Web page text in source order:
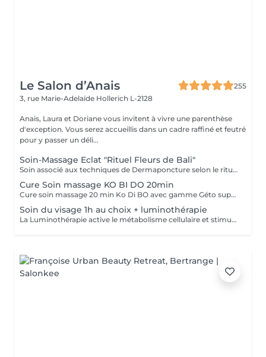
Le Salon d’Anais
255
3, rue Marie-Adelaïde Hollerich L-2128
Anais, Laura et Doriane vous invitent à vivre une parenthèse
d'exception. Vous serez accueillis dans un cadre raffiné et feutré
pour y passer un déli...
Soin-Massage Eclat "Rituel Fleurs de Bali"
Soin associé aux techniques de Dermaponcture selon le rituel du Bali, alliant pureté, éclat, bien-être et beauté. Durant ce soin, nous utiliserons tous les produits spécifiques aux besoin de votre peau.
Cure Soin massage KO BI DO 20min
Cure soin massage 20 min Ko Di BO avec gamme Géto suprême
Soin du visage 1h au choix + luminothérapie
La Luminothérapie active le métabolisme cellulaire et stimule la production de collagène et d'élastine. Au l des séances, la peau retrouve élasticité et éclat, les cicatrices s'atténuent, l'acné guérit. Le résultat est visible très rapidement. Les résultats attendus peuvent varier en fonction de chaque individu. Des études montrent en effet que la peau semble plus jeune et les rides plus atténuées dès la première utilisation de cette technologie. La lumière LED bleue est particulièrement efficace pour prévenir les éruptions cutanées puisqu'elle détruit les bactéries responsables de l'acné directement dans le derme. C'est scientifiquement prouvé !